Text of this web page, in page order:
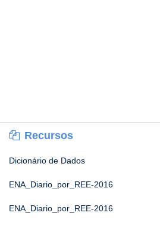
Recursos
Dicionário de Dados
ENA_Diario_por_REE-2016
ENA_Diario_por_REE-2016